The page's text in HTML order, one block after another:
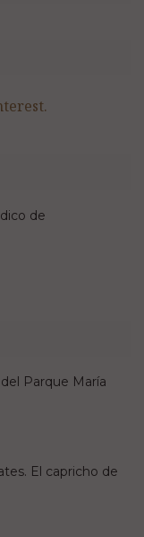
de
Parque María
El capricho de